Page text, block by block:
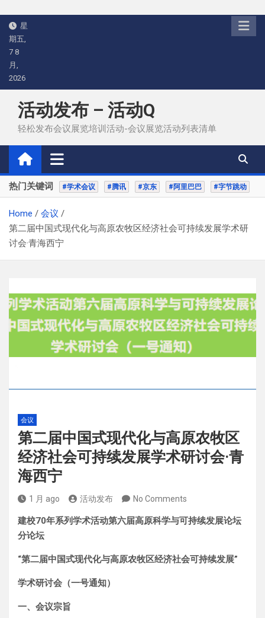
Skip
content
星
期五,
7 8
月,
2026
活动发布 – 活动Q
轻松发布会议展览培训活动-会议展览活动列表清单
热门关键词 #学术会议 #腾讯 #京东 #阿里巴巴 #字节跳动
Home
会议
第二届中国式现代化与高原农牧区经济社会可持续发展学术研
讨会·青海西宁
会议
第二届中国式现代化与高原农牧区
经济社会可持续发展学术研讨会·青
海西宁
1 月 ago 活动发布 No Comments
建校70年系列学术活动第六届高原科学与可持续发展论坛
分论坛
“第二届中国式现代化与高原农牧区经济社会可持续发展”
学术研讨会（一号通知）
一、会议宗旨